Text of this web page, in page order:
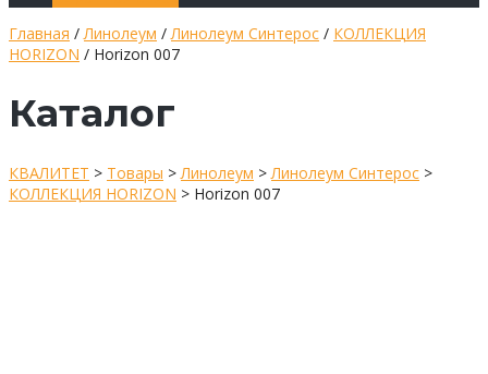
Главная /Линолеум /Линолеум Синтерос / КОЛЛЕКЦИЯ
HORIZON / Horizon 007
Каталог
КВАЛИТЕТ > Товары >Линолеум >Линолеум Синтерос >
КОЛЛЕКЦИЯ HORIZON > Horizon 007